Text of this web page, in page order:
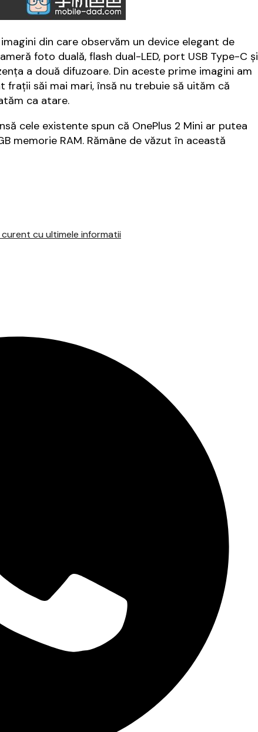
din care observăm un device elegant de
foto duală, flash dual-LED, port USB Type-C şi
a două difuzoare. Din aceste prime imagini am
fraţii săi mai mari, însă nu trebuie să uităm că
ca atare.
cele existente spun că OnePlus 2 Mini ar putea
memorie RAM. Rămâne de văzut în această
cu ultimele informatii